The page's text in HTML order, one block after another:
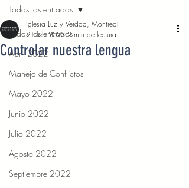
Todas las entradas
Abril 2022
Manejo de Conflictos
Mayo 2022
Junio 2022
Julio 2022
Agosto 2022
Septiembre 2022
Todas las entradas
Controlar nuestra lengua
Iglesia Luz y Verdad, Montreal
21 feb 2023 2 min de lectura